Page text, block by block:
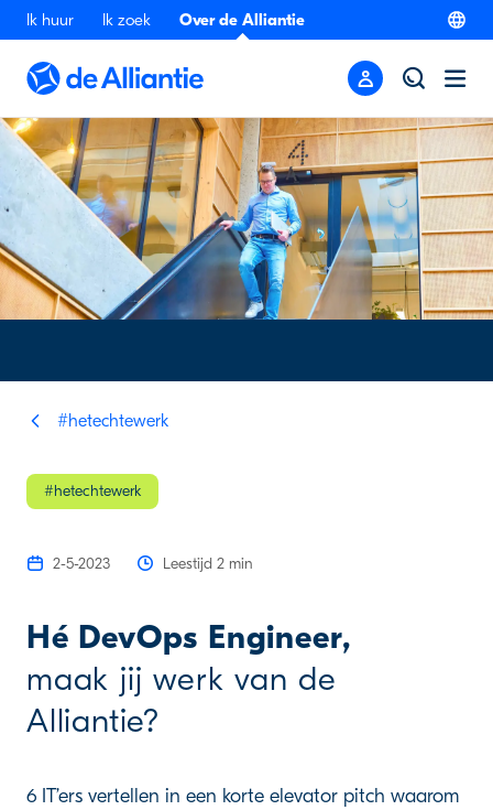
Ik huur Ik zoek Over de Alliantie
#hetechtewerk
#hetechtewerk
2-5-2023 Leestijd 2 min
Hé DevOps Engineer,
maak jij werk van de
Alliantie?
6 IT’ers vertellen in een korte elevator pitch waarom